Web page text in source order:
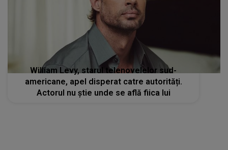
William Levy, starul telenovelelor sud-
americane, apel disperat catre autorități.
Actorul nu știe unde se află fiica lui